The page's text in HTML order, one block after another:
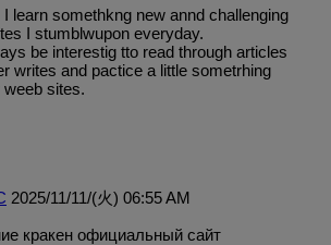
learn somethkng new annd challenging
I stumblwupon everyday.
be interestig tto read through articles
writes and pactice a little sometrhing
sites.
2025/11/11/(火) 06:55 AM
кракен официальный сайт